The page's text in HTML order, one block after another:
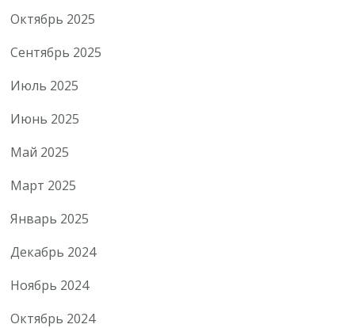
Октябрь 2025
Сентябрь 2025
Июль 2025
Июнь 2025
Май 2025
Март 2025
Январь 2025
Декабрь 2024
Ноябрь 2024
Октябрь 2024